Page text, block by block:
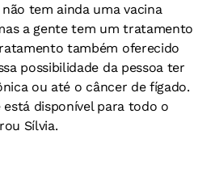
tem ainda uma vacina
a gente tem um tratamento
também oferecido
possibilidade da pessoa ter
ou até o câncer de fígado.
disponível para todo o
Sílvia.